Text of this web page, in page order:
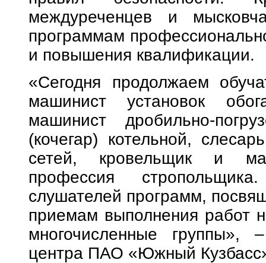
междуреченцев и
программам
и повышения квалификации.
«Сегодня продолжаем
машинист установок
машинист дробильно-
(кочегар) котельной,
сетей, кровельщик и
профессия
слушателей программ,
приемам выполнения работ
многочисленные группы»,
центра ПАО «Южный